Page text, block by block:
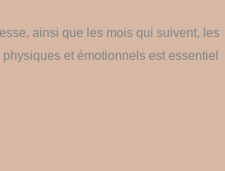
ainsi que les mois qui suivent, les
et émotionnels est essentiel